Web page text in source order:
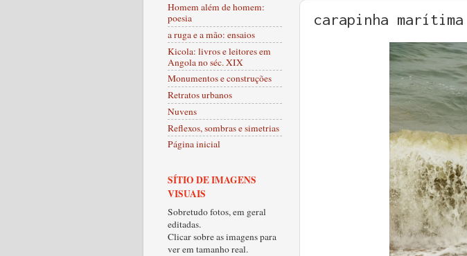
carapinha marítima
Homem além de homem:
poesia
a ruga e a mão: ensaios
Kicola: livros e leitores em
Angola no séc. XIX
Monumentos e construções
Retratos urbanos
Nuvens
Reflexos, sombras e simetrias
Página inicial
SÍTIO DE IMAGENS
VISUAIS
Sobretudo fotos, em geral
editadas.
Clicar sobre as imagens para
ver em tamanho real.